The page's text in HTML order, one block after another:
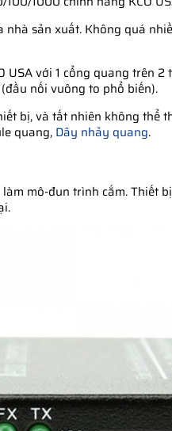
sản xuất. Không quá
USA với 1 cổng quang trên
nối vuông to phổ biến).
bị, và tất nhiên không thể
quang, Dây nhảy quang.
mô-đun trình cắm. Thiết